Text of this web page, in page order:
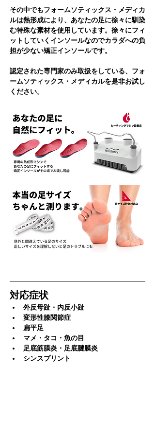
その中でもフォームソティックス・メディカ
ルは熱形成により、あなたの足に徐々に馴染
む特殊な素材を使用しています。徐々にフィ
ットしていくインソールなのでカラダへの負
担が少ない矯正インソールです。
認定された専門家のみ取扱をしている、フォ
ームソティックス・メディカルを是非お試し
ください。
対応症状
外反母趾・内反小趾
変形性膝関節症
扁平足
マメ・タコ・魚の目
足底筋膜炎・足底腱膜炎
シンスプリント